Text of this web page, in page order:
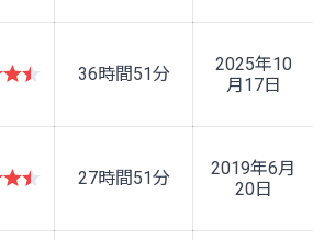
36時間51分
2025年10
月17日
27時間51分
2019年6月
20日